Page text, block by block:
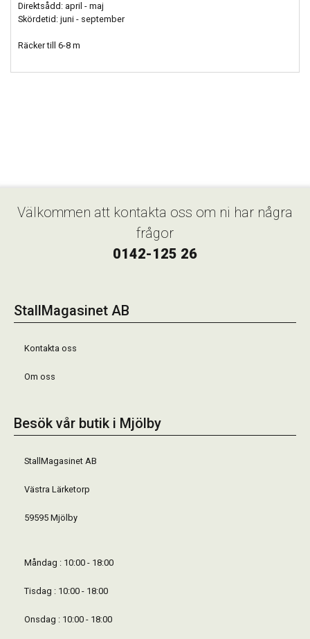
Direktsådd: april - maj
Skördetid: juni - september
Räcker till 6-8 m
Välkommen att kontakta oss om ni har några
frågor
0142-125 26
StallMagasinet AB
Kontakta oss
Om oss
Besök vår butik i Mjölby
StallMagasinet AB
Västra Lärketorp
59595 Mjölby
Måndag : 10:00 - 18:00
Tisdag : 10:00 - 18:00
Onsdag : 10:00 - 18:00